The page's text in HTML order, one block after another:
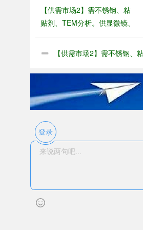
【供需市场2】需不锈钢、粘
贴剂、TEM分析。供显微镜、
【供需市场2】需不锈钢、
登录